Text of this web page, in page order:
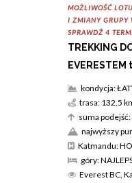
MOŻLIWOŚĆ
I ZMIANY GRUPY
SPRAWDŹ 4
TREKKING
kondycja:
trasa: 132,5
suma
najwyższy
Katmandu:
góry:
Everest BC,